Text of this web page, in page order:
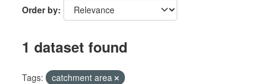
Order by
1 dataset found
Tags:
catchment area